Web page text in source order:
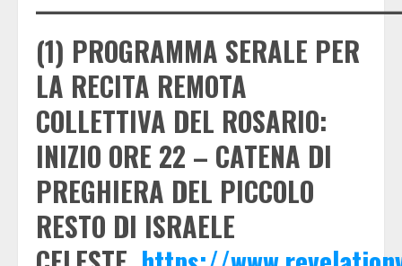
(1) PROGRAMMA SERALE PER
LA RECITA REMOTA
COLLETTIVA DEL ROSARIO:
INIZIO ORE 22 – CATENA DI
PREGHIERA DEL PICCOLO
RESTO DI ISRAELE